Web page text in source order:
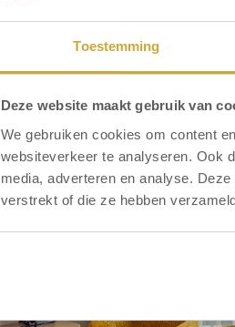
Toestemming
Deze website maakt gebruik van
We gebruiken cookies om content
websiteverkeer te analyseren. Ook
media, adverteren en analyse.
verstrekt of die ze hebben